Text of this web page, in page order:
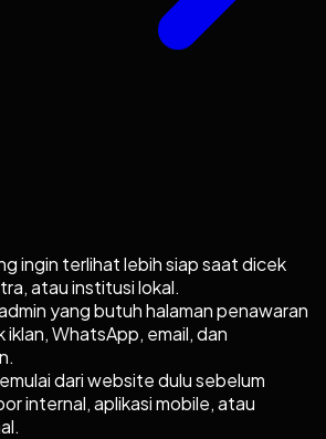
ingin terlihat lebih siap saat dicek
atau institusi lokal.
yang butuh halaman penawaran
iklan, WhatsApp, email, dan
dari website dulu sebelum
internal, aplikasi mobile, atau